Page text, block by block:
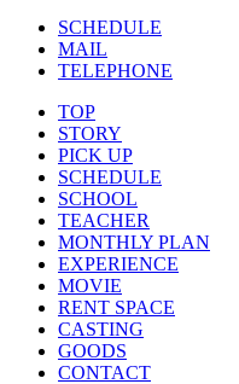
SCHEDULE
MAIL
TELEPHONE
TOP
STORY
PICK UP
SCHEDULE
SCHOOL
TEACHER
MONTHLY PLAN
EXPERIENCE
MOVIE
RENT SPACE
CASTING
GOODS
CONTACT